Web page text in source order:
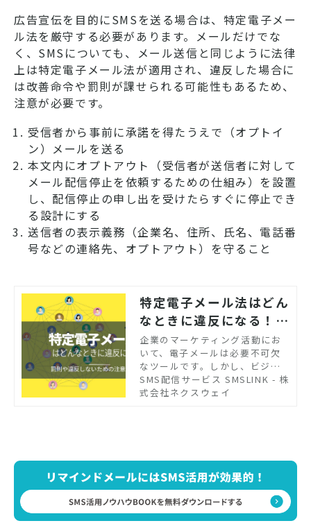
広告宣伝を目的にSMSを送る場合は、特定電子メー
ル法を厳守する必要があります。メールだけでな
く、SMSについても、メール送信と同じように法律
上は特定電子メール法が適用され、違反した場合に
は改善命令や罰則が課せられる可能性もあるため、
注意が必要です。
受信者から事前に承諾を得たうえで（オプトイ
ン）メールを送る
本文内にオプトアウト（受信者が送信者に対して
メール配信停止を依頼するための仕組み）を設置
し、配信停止の申し出を受けたらすぐに停止でき
る設計にする
送信者の表示義務（企業名、住所、氏名、電話番
号などの連絡先、オプトアウト）を守ること
特定電子メール法はどん
なときに違反になる！？
罰則や違反しないための
注意点を解説
企業のマーケティング活動にお
いて、電子メールは必要不可欠
なツールです。しかし、ビジネ
スで電子メールを使用するため
には、特定電子メール法で定め
解説します。違反しないための
注意点についても解説するた
め、ぜひ参考にしてください。
SMS配信サービス SMSLINK - 株
式会社ネクスウェイ